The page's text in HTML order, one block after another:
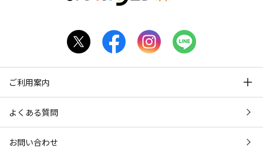
ゲン、水溶性コラーゲンクロスポリマー／[配合目的]皮膚コン
4種類のヒアルロン酸：
[配合成分]ヒアルロン酸アスコルビルプロピル、加水分解
ヒアルロン酸アスコルビルプロピル／[配合目的]皮膚コンディ
[配合成分]アセチルヒアルロン酸Na、ヒアルロン酸Na／[配
ナノビタミンカプセル：
ご利用案内
よくある質問
お問い合わせ